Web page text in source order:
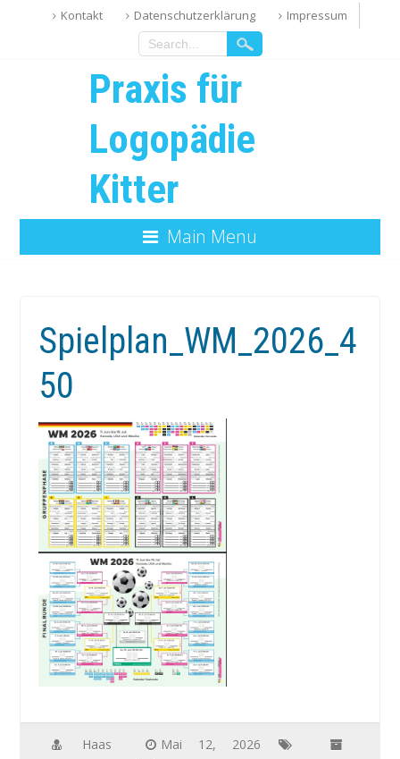
Kontakt Datenschutzerklärung Impressum
Praxis für
Logopädie
Kitter
Main Menu
Spielplan_WM_2026_4
50
Haas
Mai 12, 2026